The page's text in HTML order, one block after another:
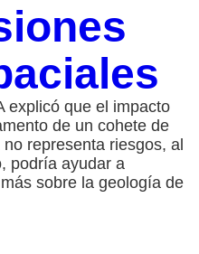
explicó que el impacto
de un cohete de
representa riesgos, al
podría ayudar a
sobre la geología de